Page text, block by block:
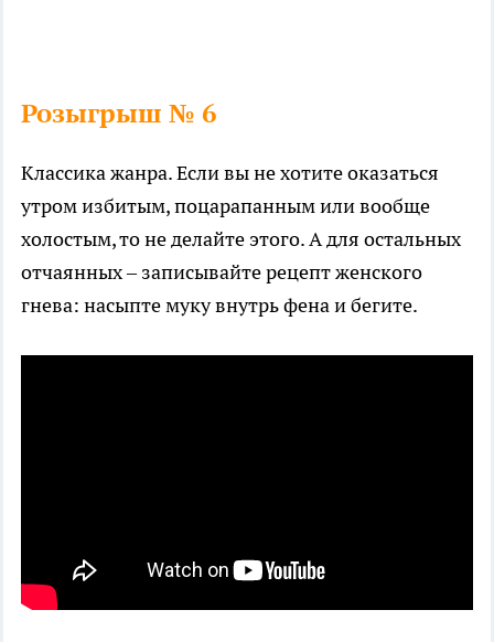
Розыгрыш № 6
Классика жанра. Если вы не хотите оказаться
утром избитым, поцарапанным или вообще
холостым, то не делайте этого. А для остальных
отчаянных – записывайте рецепт женского
гнева: насыпте муку внутрь фена и бегите.